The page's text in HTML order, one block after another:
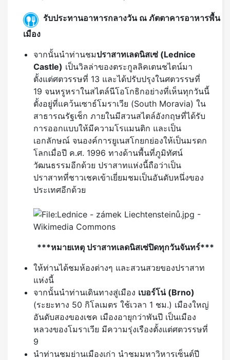
รับประทานอาหารกลางวัน ณ ภัตตาคารอาหารพื้น
เมือง
จากนั้นนำท่านชมปราสาทเลดนิสเซ่ (Lednice
Castle) เป็นวิลล่าของตระกูลลิคเตนชไตน์มา
ตั้งแต่ศตวรรษที่ 13 และได้ปรับปรุงในศตวรรษที่
19 จนหรูหราในสไตล์นีโอโกธิกอย่างที่เห็นทุกวันนี้
ตั้งอยู่ที่แคว้นเซาธ์โมราเวีย (South Moravia) ใน
สาธารณรัฐเช็ก ภายในมีสวนสไตล์อังกฤษที่ได้รับ
การออกแบบให้มีความโรแมนติก และเป็น
เอกลักษณ์ จนองค์การยูเนสโกยกย่องให้เป็นมรดก
โลกเมื่อปี ค.ศ. 1996 ทางด้านพื้นที่ภูมิทัศน์
วัฒนธรรมอีกด้วย ปราสาทแห่งนี้ถือว่าเป็น
ปราสาทที่ชาวเชคเข้าเยี่ยมชมเป็นอันดับหนึ่งของ
ประเทศอีกด้วย
***หมายเหตุ ปราสาทเลดนิสเซ่ปิดทุกวันจันทร์***
ให้ท่านได้ชมห้องต่างๆ และสวนสวยของปราสาท
แห่งนี้
จากนั้นนำท่านเดินทางสู่เมือง เบอร์โน่ (Brno)
(ระยะทาง 50 กิโลเมตร ใช้เวลา 1 ชม.) เมืองใหญ่
อันดับสองของเชค เมืองอายุกว่าพันปี เป็นเมือง
หลวงของโมราเวีย มีความรุ่งเรืองตั้งแต่ศตวรรษที่
9
นำท่านชมย่านเมืองเก่า นำชมมหาวิหารเซ็นต์ปี